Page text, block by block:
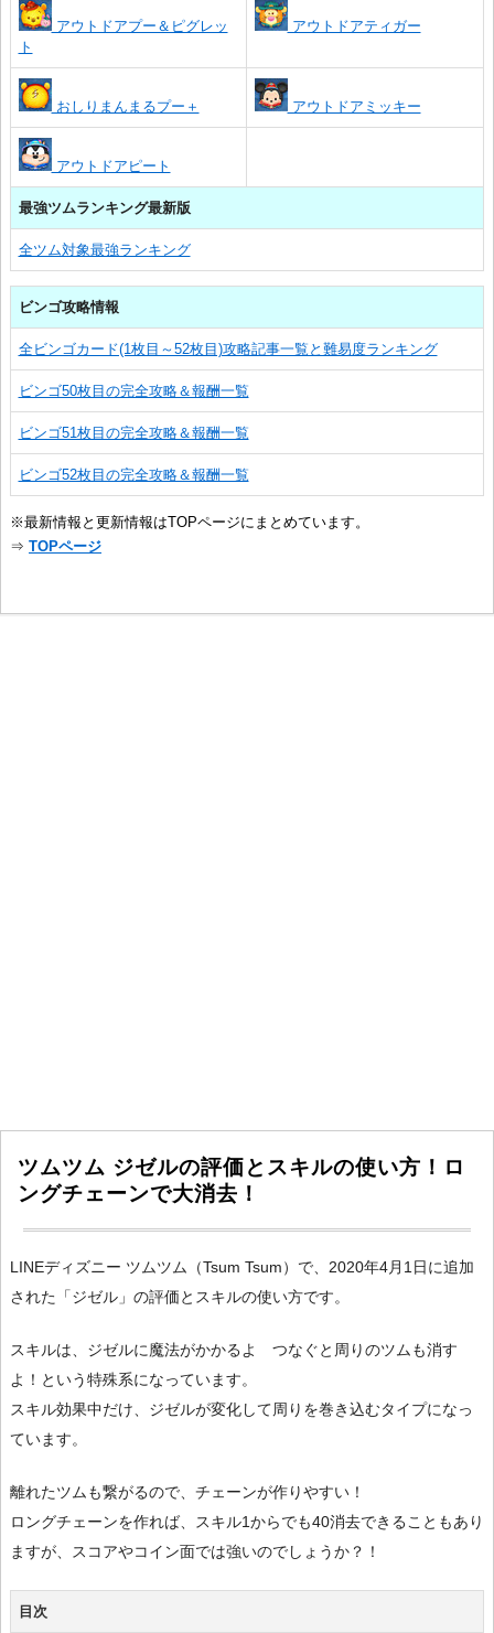
アウトドアプー＆ピグレッ
ト
アウトドアティガー
おしりまんまるプー＋ アウトドアミッキー
アウトドアピート
最強ツムランキング最新版
全ツム対象最強ランキング
ビンゴ攻略情報
全ビンゴカード(1枚目～52枚目)攻略記事一覧と難易度ランキング
ビンゴ50枚目の完全攻略＆報酬一覧
ビンゴ51枚目の完全攻略＆報酬一覧
ビンゴ52枚目の完全攻略＆報酬一覧
※最新情報と更新情報はTOPページにまとめています。
⇒ TOPページ
ツムツム ジゼルの評価とスキルの使い方！ロ
ングチェーンで大消去！
LINEディズニー ツムツム（Tsum Tsum）で、2020年4月1日に追加
された「ジゼル」の評価とスキルの使い方です。
スキルは、ジゼルに魔法がかかるよ つなぐと周りのツムも消す
よ！という特殊系になっています。
スキル効果中だけ、ジゼルが変化して周りを巻き込むタイプになっ
ています。
離れたツムも繋がるので、チェーンが作りやすい！
ロングチェーンを作れば、スキル1からでも40消去できることもあり
ますが、スコアやコイン面では強いのでしょうか？！
目次